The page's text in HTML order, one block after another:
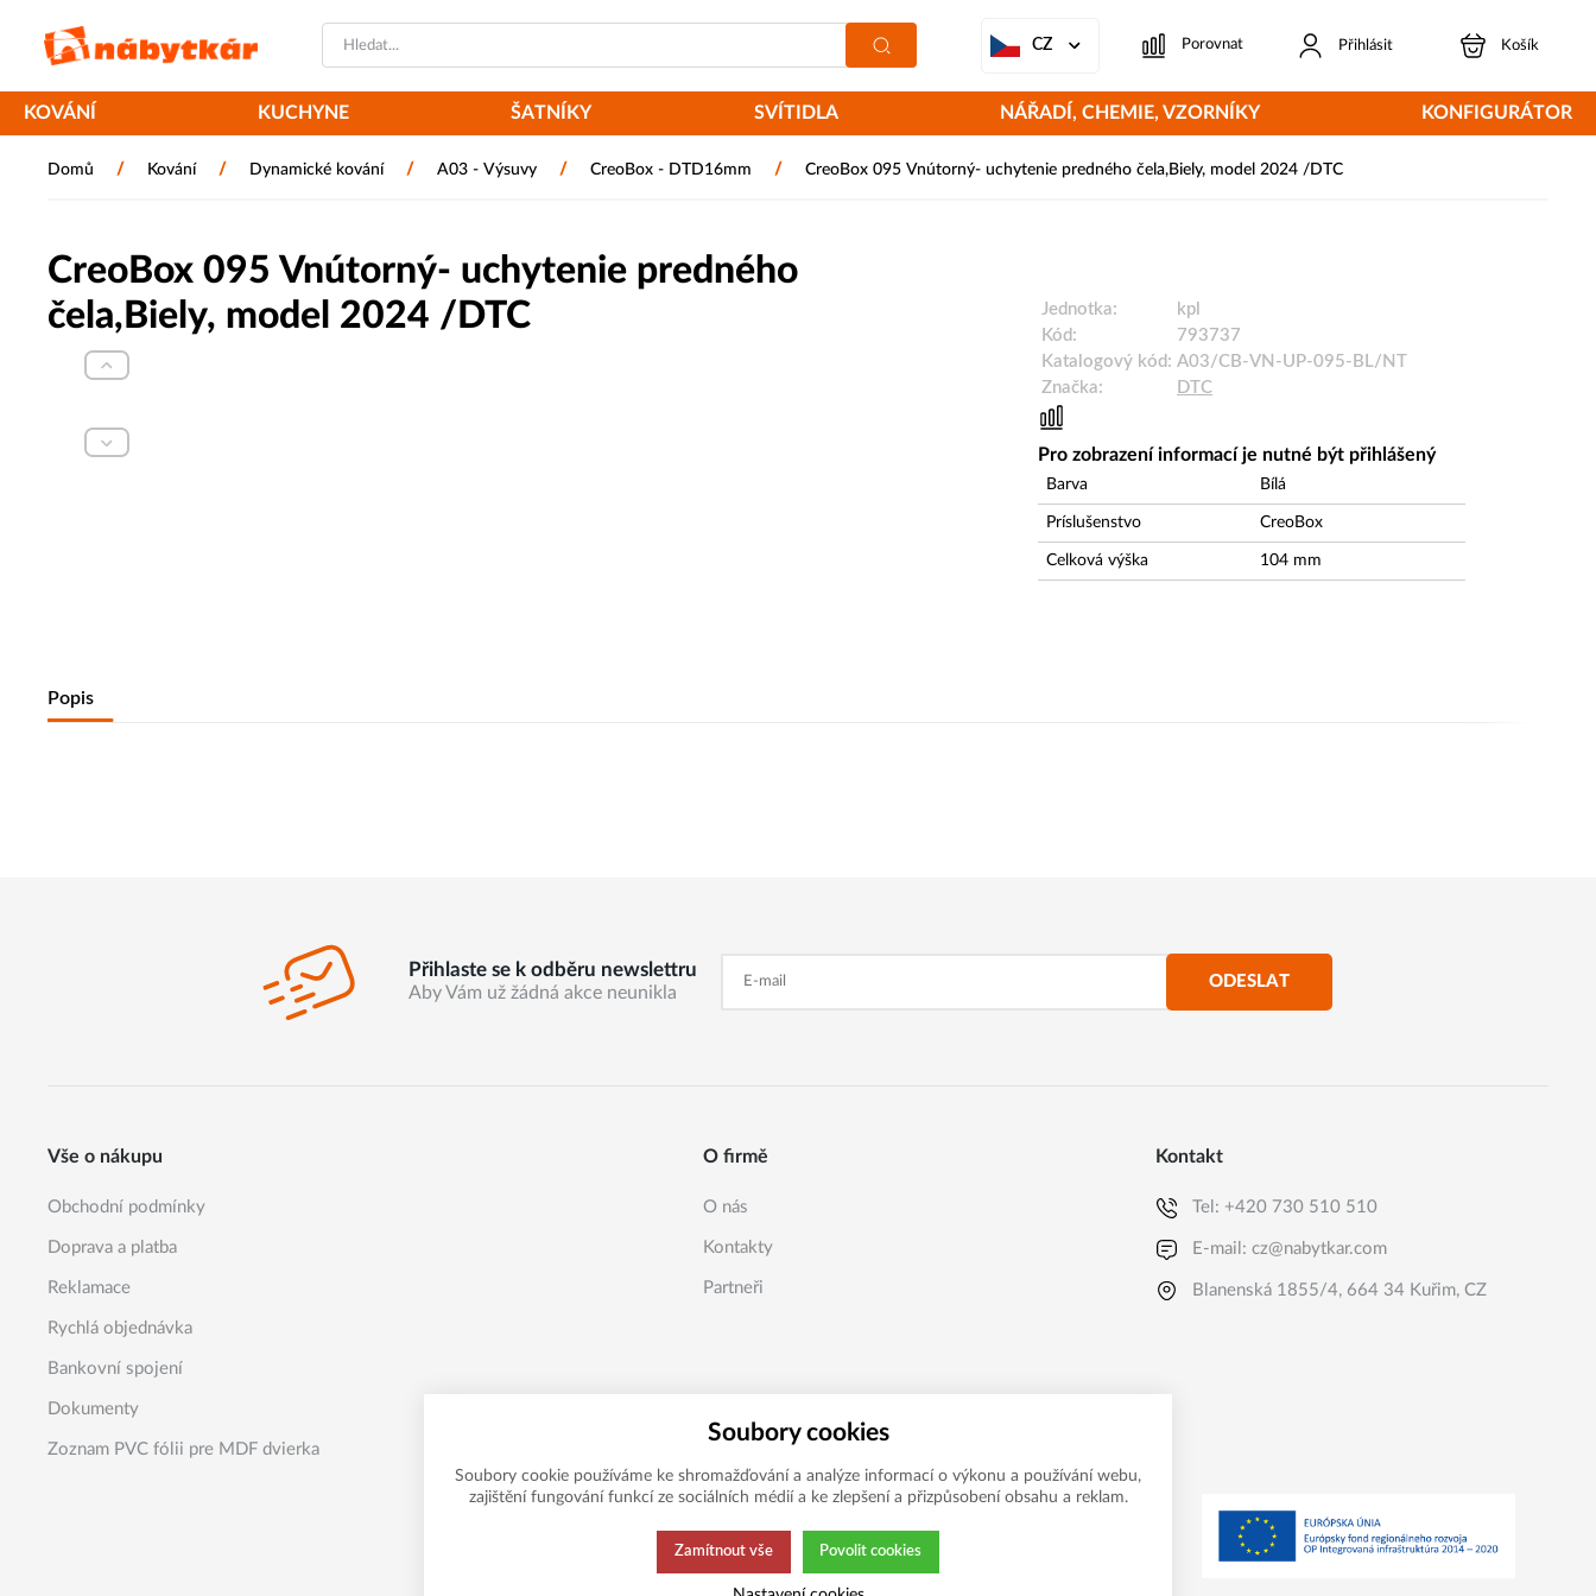
CZ Porovnat Přihlásit Košík
KOVÁNÍ KUCHYNE ŠATNÍKY SVÍTIDLA NÁŘADÍ, CHEMIE, VZORNÍKY KONFIGURÁTOR
Domů / Kování / Dynamické kování / A03 - Výsuvy / CreoBox - DTD16mm / CreoBox 095 Vnútorný- uchytenie predného čela,Biely, model 2024 /DTC
CreoBox 095 Vnútorný- uchytenie predného
čela,Biely, model 2024 /DTC
Jednotka:
kpl
Kód:
793737
Katalogový kód: A03/CB-VN-UP-095-BL/NT
Značka:
DTC
Pro zobrazení informací je nutné být přihlášený
Barva Bílá
Príslušenstvo CreoBox
Celková výška 104 mm
Popis
Přihlaste se k odběru newslettru
Aby Vám už žádná akce neunikla
ODESLAT
Vše o nákupu
Obchodní podmínky
Doprava a platba
Reklamace
Rychlá objednávka
Bankovní spojení
Dokumenty
Zoznam PVC fólii pre MDF dvierka
O firmě
O nás
Kontakty
Partneři
Kontakt
Tel: +420 730 510 510
E-mail:cz@nabytkar.com
Blanenská 1855/4, 664 34 Kuřim, CZ
Soubory cookies
Soubory cookie používáme ke shromažďování a analýze informací o výkonu a používání webu,
zajištění fungování funkcí ze sociálních médií a ke zlepšení a přizpůsobení obsahu a reklam.
Zamítnout vše Povolit cookies